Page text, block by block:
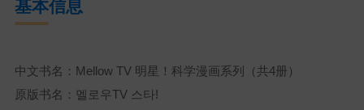
基本信息
中文书名：Mellow TV 明星！科学漫画系列（共4册）
原版书名：멜로우TV 스타!